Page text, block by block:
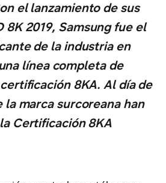
el lanzamiento de sus
8K 2019, Samsung fue el
de la industria en
línea completa de
8KA. Al día de
la marca surcoreana han
Certificación 8KA